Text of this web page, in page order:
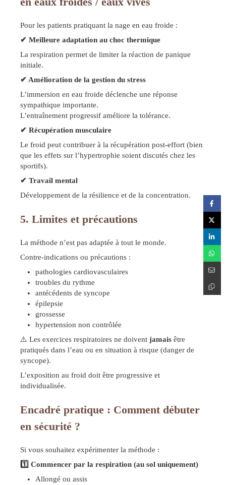
Pour les patients pratiquant la nage en eau froide :
✔ Meilleure adaptation au choc thermique
La respiration permet de limiter la réaction de panique
initiale.
✔ Amélioration de la gestion du stress
L’immersion en eau froide déclenche une réponse
sympathique importante.
L’entraînement progressif améliore la tolérance.
✔ Récupération musculaire
Le froid peut contribuer à la récupération post-effort (bien
que les effets sur l’hypertrophie soient discutés chez les
sportifs).
✔ Travail mental
Développement de la résilience et de la concentration.
5. Limites et précautions
La méthode n’est pas adaptée à tout le monde.
Contre-indications ou précautions :
pathologies cardiovasculaires
troubles du rythme
antécédents de syncope
épilepsie
grossesse
hypertension non contrôlée
⚠️ Les exercices respiratoires ne doivent jamais être
pratiqués dans l’eau ou en situation à risque (danger de
syncope).
L’exposition au froid doit être progressive et
individualisée.
Encadré pratique : Comment débuter
en sécurité ?
Si vous souhaitez expérimenter la méthode :
1️ ⃣ Commencer par la respiration (au sol uniquement)
Allongé ou assis